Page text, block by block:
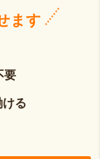
ます
要
ける